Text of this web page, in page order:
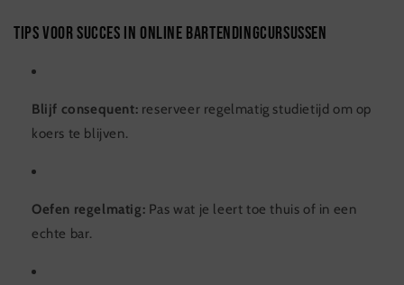
Tips voor succes in online bartendingcursussen
Blijf consequent: reserveer regelmatig studietijd om op
koers te blijven.
Oefen regelmatig: Pas wat je leert toe thuis of in een
echte bar.